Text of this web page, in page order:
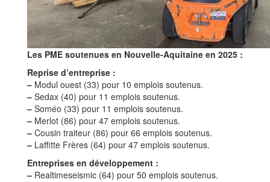
Les PME soutenues en Nouvelle-Aquitaine en 2025 :
Reprise d’entreprise :
– Modul ouest (33) pour 10 emplois soutenus.
– Sedax (40) pour 11 emplois soutenus.
– Soméo (33) pour 11 emplois soutenus.
– Merlot (86) pour 47 emplois soutenus.
– Cousin traiteur (86) pour 66 emplois soutenus.
– Laffitte Frères (64) pour 47 emplois soutenus.
Entreprises en développement :
– Realtimeseismic (64) pour 50 emplois soutenus.